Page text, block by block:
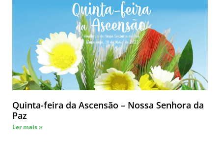
Quinta-feira da Ascensão – Nossa Senhora da
Paz
Ler mais »